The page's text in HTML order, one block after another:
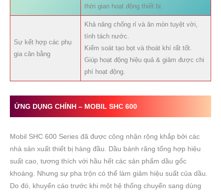
thời gian hoạt động thiết bị.
Sự kết hợp các phụ
gia cân bằng
Khả năng chống rỉ và ăn mòn tuyệt vời,
tính tách nước.
Kiểm soát tạo bọt và thoát khí rất tốt.
Giúp hoạt động hiệu quả & giảm được chi
phí hoạt động.
ỨNG DỤNG CHÍNH – MOBIL SHC 600
Mobil SHC 600 Series đã được công nhận rộng khắp bởi các
nhà sản xuất thiết bị hàng đầu. Dầu bánh răng tổng hợp hiệu
suất cao, tương thích với hầu hết các sản phẩm dầu gốc
khoáng. Nhưng sự pha trộn có thể làm giảm hiệu suất của dầu.
Do đó, khuyến cáo trước khi một hệ thống chuyển sang dùng